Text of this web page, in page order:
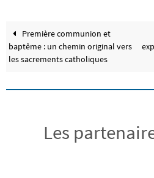
Première communion et
baptême : un chemin original vers
les sacrements catholiques
Les